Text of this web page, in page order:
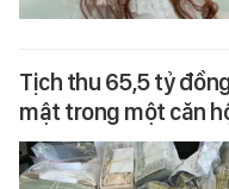
Tịch thu 65,5 tỷ
mật trong một căn